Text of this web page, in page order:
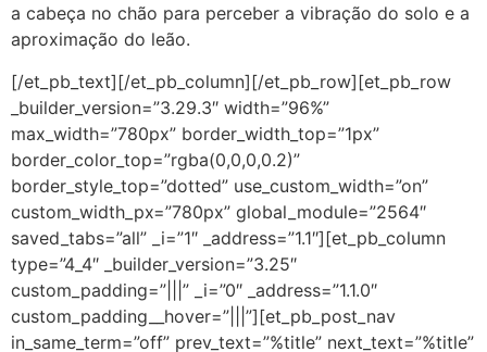
a cabeça no chão para perceber a vibração do solo e a
aproximação do leão.
[/et_pb_text][/et_pb_column][/et_pb_row][et_pb_row
_builder_version=”3.29.3″ width=”96%”
max_width=”780px” border_width_top=”1px”
border_color_top=”rgba(0,0,0,0.2)”
border_style_top=”dotted” use_custom_width=”on”
custom_width_px=”780px” global_module=”2564″
saved_tabs=”all” _i=”1″ _address=”1.1″][et_pb_column
type=”4_4″ _builder_version=”3.25″
custom_padding=”|||” _i=”0″ _address=”1.1.0″
custom_padding__hover=”|||”][et_pb_post_nav
in_same_term=”off” prev_text=”%title” next_text=”%title”